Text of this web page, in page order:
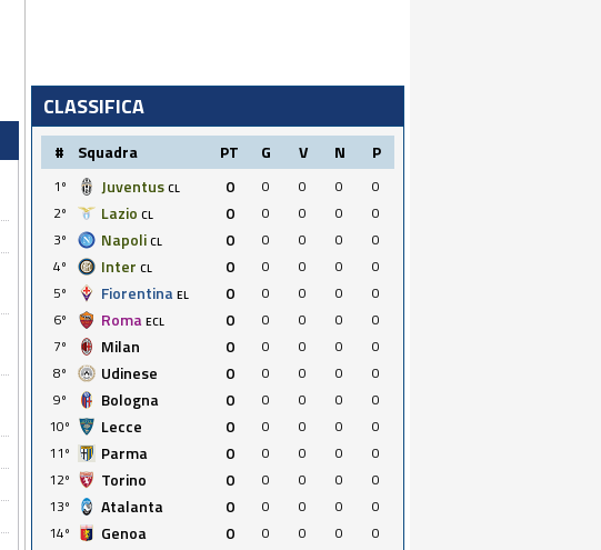
CLASSIFICA
# Squadra PT G V N P
1º Juventus CL 0 0 0 0
0
2º
Lazio CL 0 0 0 0
0
3º
Napoli CL 0 0 0 0
0
4º
Inter CL 0 0 0 0
0
5º
Fiorentina EL 0 0 0 0
0
6º
Roma ECL 0 0 0 0
0
7º
Milan 0 0 0 0
0
8º
Udinese 0 0 0 0
0
9º
Bologna 0 0 0 0
0
10º
Lecce 0 0 0 0
0
11º
Parma 0 0 0 0
0
12º
Torino 0 0 0 0
0
13º
Atalanta 0 0 0 0
0
14º
Genoa 0 0 0 0
0